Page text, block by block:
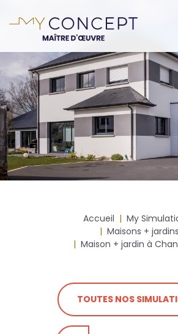
au
principal
d'Ariane
Accueil
My
Maisons + jardins
Maison + jardin à
TOUTES NOS